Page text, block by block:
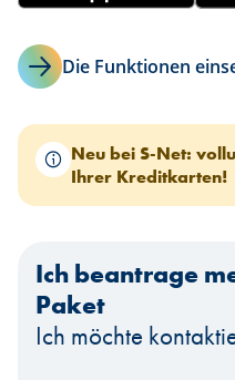
Die Funktionen
Neu bei S-Net:
Ihrer Kreditkarten!
Ich beantrage
Paket
Ich möchte